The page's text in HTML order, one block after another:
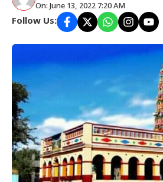
On: June 13, 2022 7:20 AM
Follow Us: